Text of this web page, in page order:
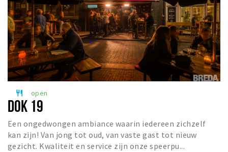
restaurant open
DOK 19
Een ongedwongen ambiance waarin iedereen zichzelf
kan zijn! Van jong tot oud, van vaste gast tot nieuw
gezicht. Kwaliteit en service zijn onze speerpu...